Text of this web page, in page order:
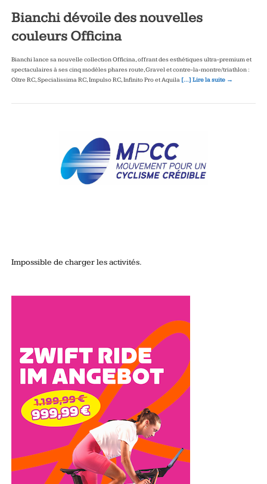
Bianchi dévoile des nouvelles
couleurs Officina
Bianchi lance sa nouvelle collection Officina, offrant des esthétiques ultra‑premium et
spectaculaires à ses cinq modèles phares route, Gravel et contre‑la‑montre/triathlon :
Oltre RC, Specialissima RC, Impulso RC, Infinito Pro et Aquila […] Lire la suite →
Impossible de charger les activités.